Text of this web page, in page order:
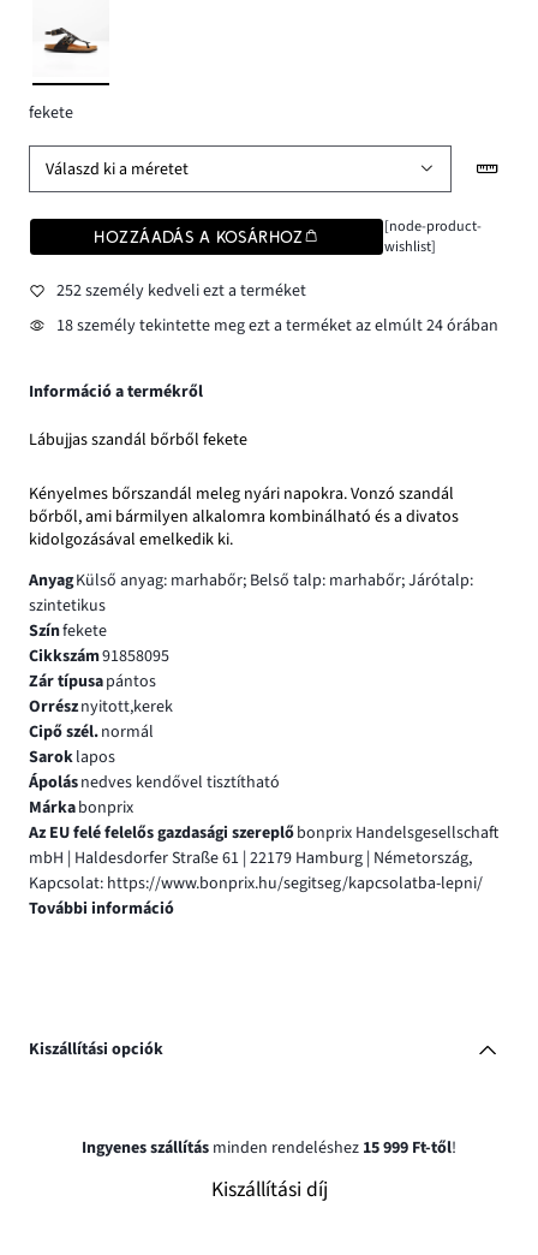
fekete
Válaszd ki a méretet
HOZZÁADÁS A KOSÁRHOZ
[node-product-
wishlist]
252 személy kedveli ezt a terméket
18 személy tekintette meg ezt a terméket az elmúlt 24 órában
Információ a termékről
Lábujjas szandál bőrből fekete
Kényelmes bőrszandál meleg nyári napokra. Vonzó szandál
bőrből, ami bármilyen alkalomra kombinálható és a divatos
kidolgozásával emelkedik ki.
AnyagKülső anyag: marhabőr; Belső talp: marhabőr; Járótalp:
szintetikus
Színfekete
Cikkszám91858095
Zár típusapántos
Orrésznyitott,kerek
Cipő szél.normál
Saroklapos
Ápolásnedves kendővel tisztítható
Márkabonprix
Az EU felé felelős gazdasági szereplőbonprix Handelsgesellschaft
mbH | Haldesdorfer Straße 61 | 22179 Hamburg | Németország,
Kapcsolat: https://www.bonprix.hu/segitseg/kapcsolatba-lepni/
További információ
Kiszállítási opciók
Ingyenes szállítás minden rendeléshez 15 999 Ft-től!
Kiszállítási díj